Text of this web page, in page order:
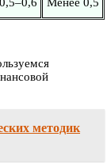
0,5–0,6 Менее 0,5
методик